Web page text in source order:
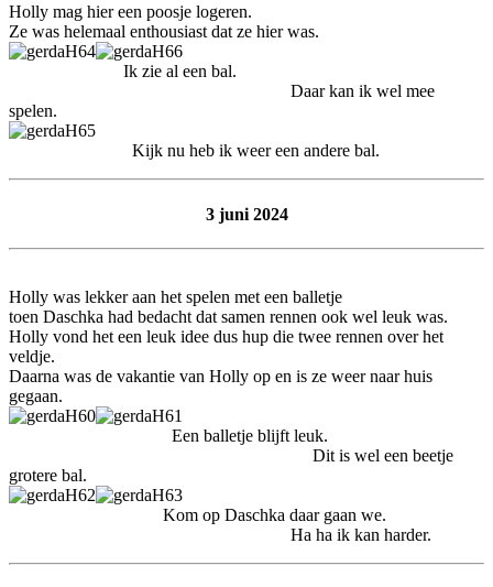
Holly mag hier een poosje logeren.
Ze was helemaal enthousiast dat ze hier was.
Ik zie al een bal.
Daar kan ik wel mee
spelen.
Kijk nu heb ik weer een andere bal.
3 juni 2024
Holly was lekker aan het spelen met een balletje
toen Daschka had bedacht dat samen rennen ook wel leuk was.
Holly vond het een leuk idee dus hup die twee rennen over het
veldje.
Daarna was de vakantie van Holly op en is ze weer naar huis
gegaan.
Een balletje blijft leuk.
Dit is wel een beetje
grotere bal.
Kom op Daschka daar gaan we.
Ha ha ik kan harder.